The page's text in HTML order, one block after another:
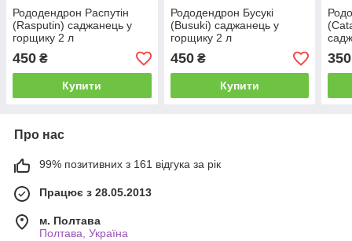
Рододендрон Распутін
(Rasputin) саджанець у
горщику 2 л
450 ₴
Купити
Рододендрон Бусукі
(Busuki) саджанець у
горщику 2 л
450₴
Купити
350
Про нас
99% позитивних з 161 відгука за рік
Працює з 28.05.2013
м. Полтава
Полтава, Україна